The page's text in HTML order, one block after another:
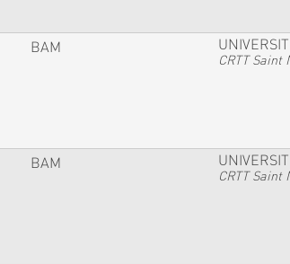
BAM
CRTT Saint
BAM
CRTT Saint